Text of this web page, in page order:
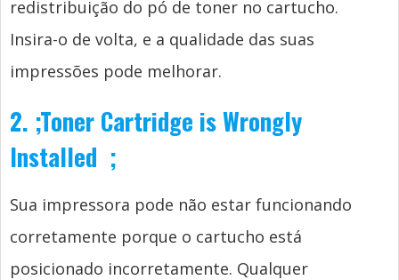
redistribuição do pó de toner no cartucho.
Insira-o de volta, e a qualidade das suas
impressões pode melhorar.
2. ;Toner Cartridge is Wrongly
Installed ;
Sua impressora pode não estar funcionando
corretamente porque o cartucho está
posicionado incorretamente. Qualquer